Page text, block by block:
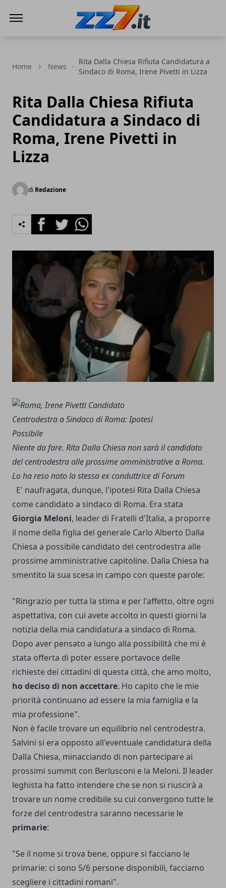
Home News
Rita Dalla Chiesa Rifiuta Candidatura a
Sindaco di Roma, Irene Pivetti in Lizza
Rita Dalla Chiesa Rifiuta
Candidatura a Sindaco di
Roma, Irene Pivetti in
Lizza
di Redazione
FacebookTwitterWhatsapp
Niente da fare. Rita Dalla Chiesa non sarà il candidato
del centrodestra alle prossime amministrative a Roma.
Lo ha reso noto la stessa ex conduttrice di Forum
E' naufragata, dunque, l'ipotesi Rita Dalla Chiesa
come candidato a sindaco di Roma. Era stata
Giorgia Meloni, leader di Fratelli d'Italia, a proporre
il nome della figlia del generale Carlo Alberto Dalla
Chiesa a possibile candidato del centrodestra alle
prossime amministrative capitoline. Dalla Chiesa ha
smentito la sua scesa in campo con queste parole:
"Ringrazio per tutta la stima e per l'affetto, oltre ogni
aspettativa, con cui avete accolto in questi giorni la
notizia della mia candidatura a sindaco di Roma.
Dopo aver pensato a lungo alla possibilità che mi è
stata offerta di poter essere portavoce delle
richieste dei cittadini di questa città, che amo molto,
ho deciso di non accettare. Ho capito che le mie
priorità continuano ad essere la mia famiglia e la
mia professione".
Non è facile trovare un equilibrio nel centrodestra.
Salvini si era opposto all'eventuale candidatura della
Dalla Chiesa, minacciando di non partecipare ai
prossimi summit con Berlusconi e la Meloni. Il leader
leghista ha fatto intendere che se non si riuscirà a
trovare un nome credibile su cui convergono tutte le
forze del centrodestra saranno necessarie le
primarie:
"Se il nome si trova bene, oppure si facciano le
primarie: ci sono 5/6 persone disponibili, facciamo
scegliere i cittadini romani".